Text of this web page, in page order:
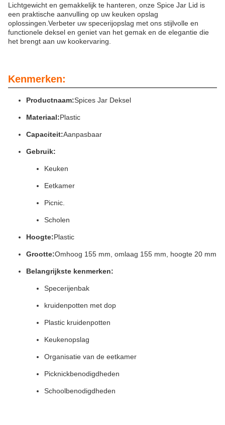
Lichtgewicht en gemakkelijk te hanteren, onze Spice Jar Lid is
een praktische aanvulling op uw keuken opslag
oplossingen.Verbeter uw specerijopslag met ons stijlvolle en
functionele deksel en geniet van het gemak en de elegantie die
het brengt aan uw kookervaring.
Kenmerken:
Productnaam:Spices Jar Deksel
Materiaal:Plastic
Capaciteit:Aanpasbaar
Gebruik:
Keuken
Eetkamer
Picnic.
Scholen
Hoogte:Plastic
Grootte:Omhoog 155 mm, omlaag 155 mm, hoogte 20 mm
Belangrijkste kenmerken:
Specerijenbak
kruidenpotten met dop
Plastic kruidenpotten
Keukenopslag
Organisatie van de eetkamer
Picknickbenodigdheden
Schoolbenodigdheden